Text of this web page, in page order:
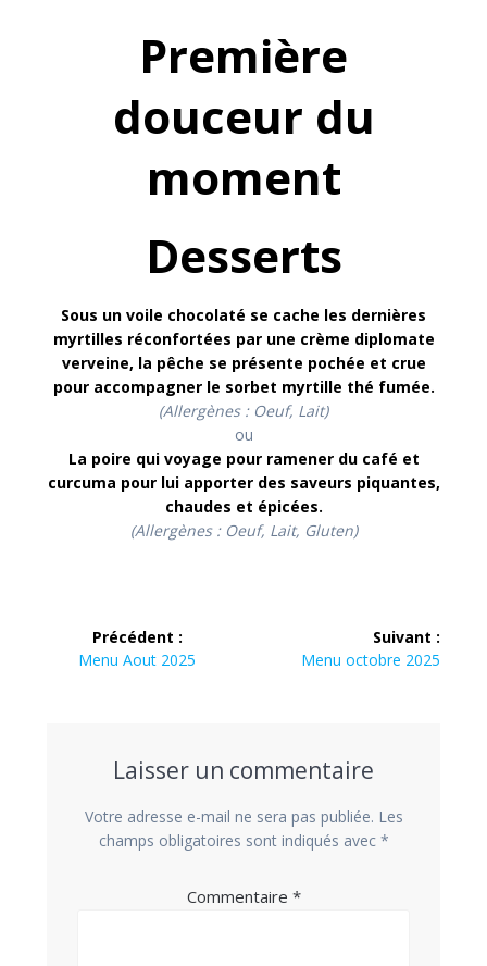
Première
douceur du
moment
Desserts
Sous un voile chocolaté se cache les dernières
myrtilles réconfortées par une crème diplomate
verveine, la pêche se présente pochée et crue
pour accompagner le sorbet myrtille thé fumée.
(Allergènes : Oeuf, Lait)
ou
La poire qui voyage pour ramener du café et
curcuma pour lui apporter des saveurs piquantes,
chaudes et épicées.
(Allergènes : Oeuf, Lait, Gluten)
Navigation
Précédent :
Article
Menu Aout 2025
Suivant :
Article
Menu octobre 2025
Laisser un commentaire
Votre adresse e-mail ne sera pas publiée. Les
champs obligatoires sont indiqués avec *
Commentaire *